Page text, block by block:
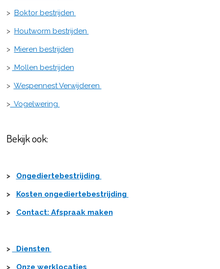
> Boktor bestrijden
> Houtworm bestrijden
> Mieren bestrijden
> Mollen bestrijden
> Wespennest Verwijderen
>Vogelwering
Bekijk ook:
> Ongediertebestrijding
> Kosten ongediertebestrijding
> Contact: Afspraak maken
> Diensten
> Onze werklocaties